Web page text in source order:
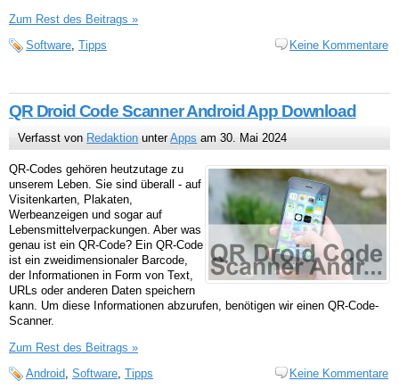
Zum Rest des Beitrags »
Software, Tipps Keine Kommentare
QR Droid Code Scanner Android App Download
Verfasst von Redaktion unterApps am 30. Mai 2024
QR-Codes gehören heutzutage zu
unserem Leben. Sie sind überall - auf
Visitenkarten, Plakaten,
Werbeanzeigen und sogar auf
Lebensmittelverpackungen. Aber was
genau ist ein QR-Code? Ein QR-Code
ist ein zweidimensionaler Barcode,
der Informationen in Form von Text,
URLs oder anderen Daten speichern
kann. Um diese Informationen abzurufen, benötigen wir einen QR-Code-
Scanner.
Zum Rest des Beitrags »
Android, Software, Tipps Keine Kommentare